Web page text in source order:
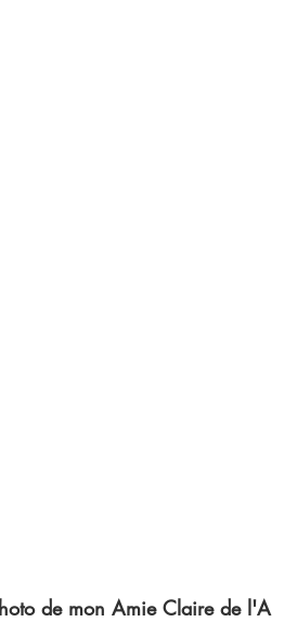
de mon Amie Claire de l'A